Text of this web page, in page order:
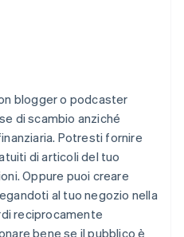
blogger o podcaster
di scambio anziché
Potresti fornire
di articoli del tuo
Oppure puoi creare
al tuo negozio nella
reciprocamente
bene se il pubblico è